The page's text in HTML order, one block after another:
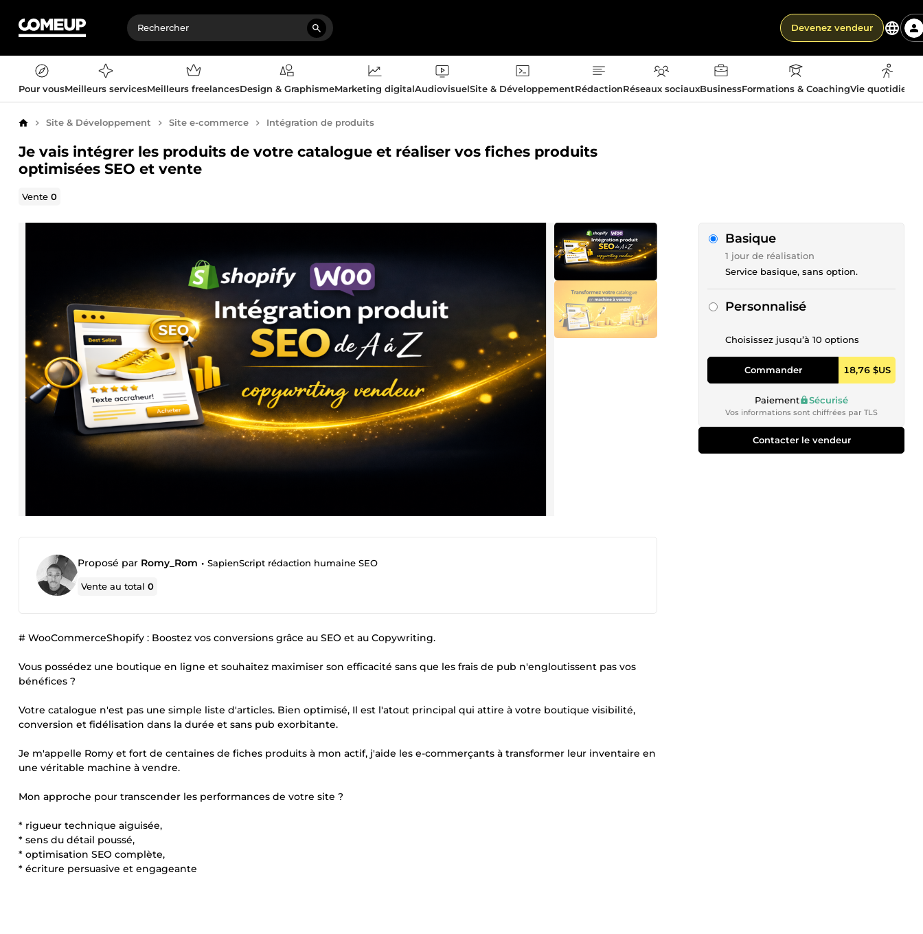
Devenez vendeur
Pour vousMeilleurs servicesMeilleurs freelancesDesign & GraphismeMarketing digitalAudiovisuelSite & DéveloppementRédactionRéseaux sociauxBusinessFormations & CoachingVie
AccueilSite & Développement Site e-commerce Intégration de produits
Je vais intégrer les produits de votre catalogue et réaliser vos fiches produits
optimisées SEO et vente
Vente0
Proposé par Romy_Rom • SapienScript rédaction humaine SEO
Vente au total0
# WooCommerceShopify : Boostez vos conversions grâce au SEO et au Copywriting.
Vous possédez une boutique en ligne et souhaitez maximiser son efficacité sans que les frais de pub n'engloutissent pas vos
bénéfices ?
Votre catalogue n'est pas une simple liste d'articles. Bien optimisé, Il est l'atout principal qui attire à votre boutique visibilité,
conversion et fidélisation dans la durée et sans pub exorbitante.
Je m'appelle Romy et fort de centaines de fiches produits à mon actif, j'aide les e-commerçants à transformer leur inventaire en
une véritable machine à vendre.
Mon approche pour transcender les performances de votre site ?
* rigueur technique aiguisée,
* sens du détail poussé,
* optimisation SEO complète,
* écriture persuasive et engageante
Basique
1 jour de réalisation
Service basique, sans option.
Personnalisé
Choisissez jusqu’à 10 options
Commander 18,76 $US
Paiement Sécurisé
Vos informations sont chiffrées par TLS
Contacter le vendeur